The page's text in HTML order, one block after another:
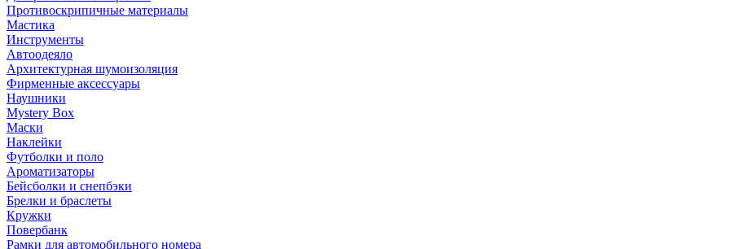
Противоскрипичные материалы
Мастика
Инструменты
Автоодеяло
Архитектурная шумоизоляция
Фирменные аксессуары
Наушники
Mystery Box
Маски
Наклейки
Футболки и поло
Ароматизаторы
Бейсболки и снепбэки
Брелки и браслеты
Кружки
Повербанк
Рамки для автомобильного номера